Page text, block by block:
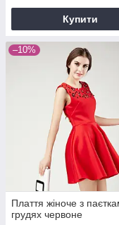
Купити
–10%
Плаття жіноче з
грудях червоне